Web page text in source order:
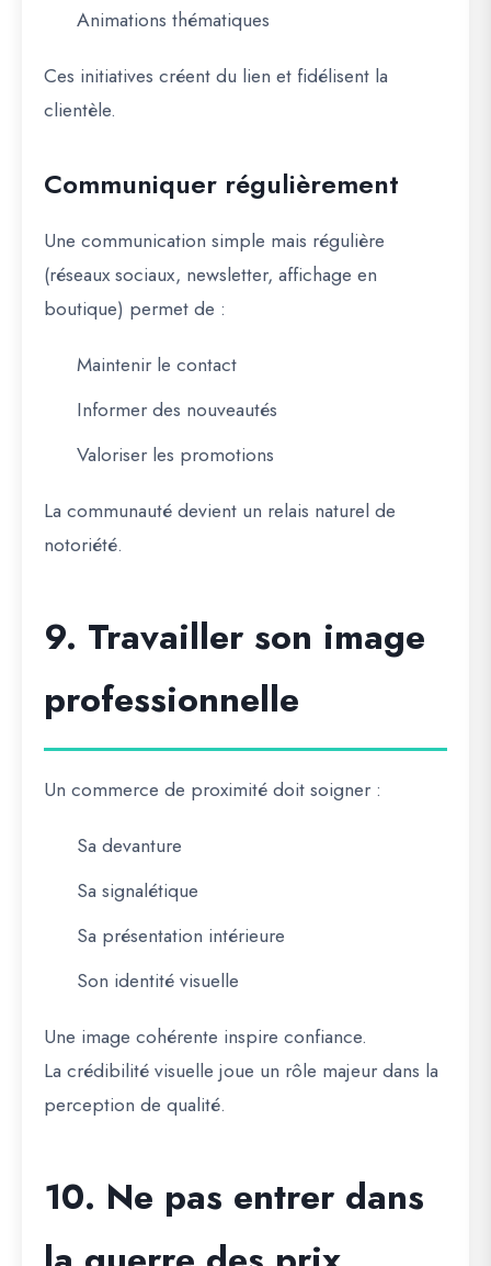
Animations thématiques
Ces initiatives créent du lien et fidélisent la
clientèle.
Communiquer régulièrement
Une communication simple mais régulière
(réseaux sociaux, newsletter, affichage en
boutique) permet de :
Maintenir le contact
Informer des nouveautés
Valoriser les promotions
La communauté devient un relais naturel de
notoriété.
9. Travailler son image
professionnelle
Un commerce de proximité doit soigner :
Sa devanture
Sa signalétique
Sa présentation intérieure
Son identité visuelle
Une image cohérente inspire confiance.
La crédibilité visuelle joue un rôle majeur dans la
perception de qualité.
10. Ne pas entrer dans